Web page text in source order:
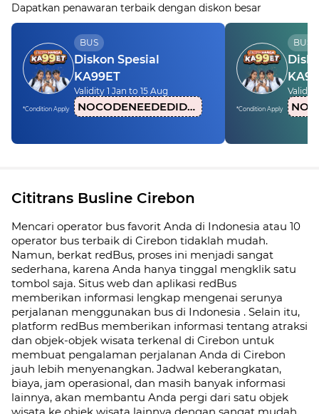
Dapatkan penawaran terbaik dengan diskon besar
*Condition Apply
BUS
Diskon Spesial
KA99ET
Validity 1 Jan to 15 Aug
NOCODENEEDEDIDN1 *Condition Apply
BUS
Validity
Cititrans Busline Cirebon
Mencari operator bus favorit Anda di Indonesia atau 10
operator bus terbaik di Cirebon tidaklah mudah.
Namun, berkat redBus, proses ini menjadi sangat
sederhana, karena Anda hanya tinggal mengklik satu
tombol saja. Situs web dan aplikasi redBus
memberikan informasi lengkap mengenai serunya
perjalanan menggunakan bus di Indonesia . Selain itu,
platform redBus memberikan informasi tentang atraksi
dan objek-objek wisata terkenal di Cirebon untuk
membuat pengalaman perjalanan Anda di Cirebon
jauh lebih menyenangkan. Jadwal keberangkatan,
biaya, jam operasional, dan masih banyak informasi
lainnya, akan membantu Anda pergi dari satu objek